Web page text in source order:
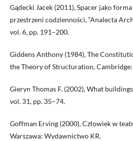
Gądecki Jacek (2011), Spacer jako
przestrzeni codzienności, “Analecta
vol. 6, pp. 191–200.
Giddens Anthony (1984), The
the Theory of Structuration,
Gieryn Thomas F. (2002), What
vol. 31, pp. 35–74.
Goffman Erving (2000), Człowiek w
Warszawa: Wydawnictwo KR.